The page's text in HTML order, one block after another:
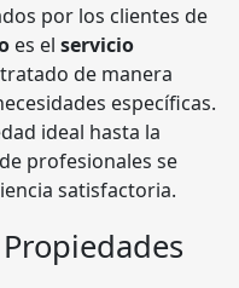
por los clientes de
es el servicio
de manera
específicas.
ideal hasta la
profesionales se
satisfactoria.